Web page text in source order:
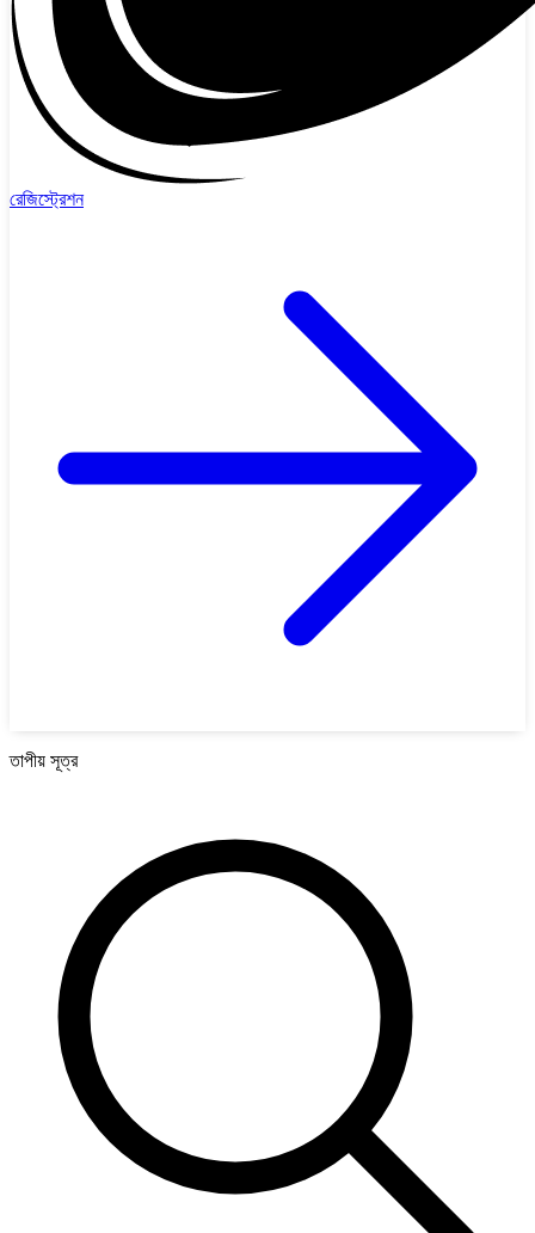
রেজিস্ট্রেশন
তাপীয় সূত্র